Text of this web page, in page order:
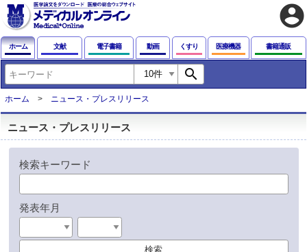
account_circle
ホーム 文献 電子書籍 動画 くすり 医療機器 書籍通販
search
ホーム ニュース・プレスリリース
ニュース・プレスリリース
検索キーワード
発表年月
検索